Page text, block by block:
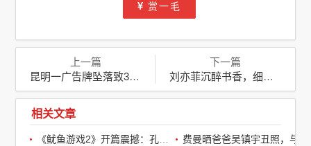
赏一毛
上一篇
昆明一广告牌坠落致3死7伤：安全警钟再次敲响
下一篇
刘亦菲沉醉书香，细品陈冲新作《猫鱼》中的静谧时光
相关文章